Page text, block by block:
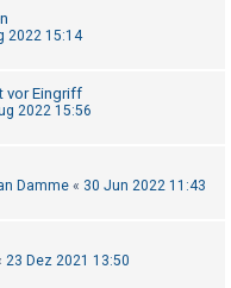
2022 15:14
vor Eingriff
2022 15:56
Damme « 30 Jun 2022 11:43
23 Dez 2021 13:50